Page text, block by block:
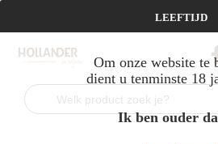
Vanaf €95 gratis verzending!
LEEFTIJD
Om onze website te
dient u tenminste 18
Ik ben ouder